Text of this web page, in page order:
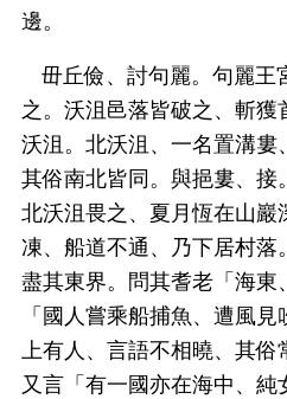
邊。
毌丘儉、討句麗。句麗王
之。沃沮邑落皆破之、斬獲
沃沮。北沃沮、一名置溝婁
其俗南北皆同。與挹婁、接
北沃沮畏之、夏月恆在山巖
凍、船道不通、乃下居村落
盡其東界。問其耆老「海東
「國人嘗乘船捕魚、遭風見
上有人、言語不相曉、其俗
又言「有一國亦在海中、